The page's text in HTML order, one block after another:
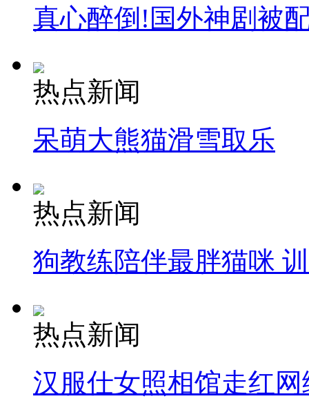
真心醉倒!国外神剧被
热点新闻
呆萌大熊猫滑雪取乐
热点新闻
狗教练陪伴最胖猫咪
热点新闻
汉服仕女照相馆走红网